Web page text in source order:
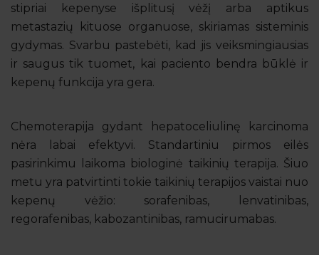
stipriai kepenyse išplitusį vėžį arba aptikus
metastazių kituose organuose, skiriamas sisteminis
gydymas. Svarbu pastebėti, kad jis veiksmingiausias
ir saugus tik tuomet, kai paciento bendra būklė ir
kepenų funkcija yra gera.
Chemoterapija gydant hepatoceliulinę karcinoma
nėra labai efektyvi. Standartiniu pirmos eilės
pasirinkimu laikoma biologinė taikinių terapija. Šiuo
metu yra patvirtinti tokie taikinių terapijos vaistai nuo
kepenų vėžio: sorafenibas, lenvatinibas,
regorafenibas, kabozantinibas, ramucirumabas.